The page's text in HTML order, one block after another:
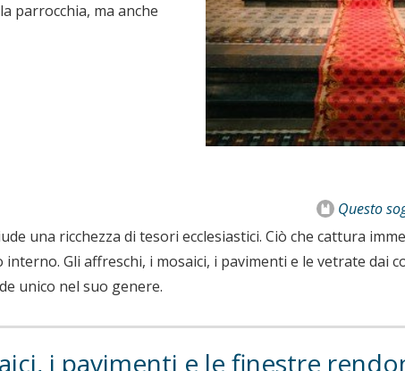
parrocchia, ma anche
Questo
una ricchezza di tesori ecclesiastici. Ciò che cattura
Gli affreschi, i mosaici, i pavimenti e le vetrate dai
unico nel suo genere.
i pavimenti e le finestre